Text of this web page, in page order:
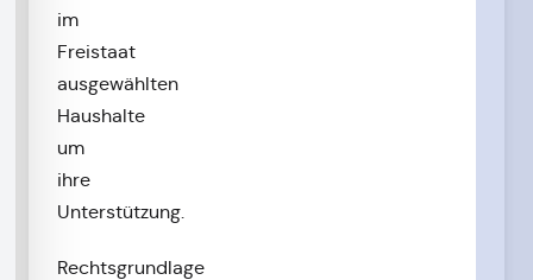
im
Freistaat
ausgewählten
Haushalte
um
ihre
Unterstützung.
Rechtsgrundlage